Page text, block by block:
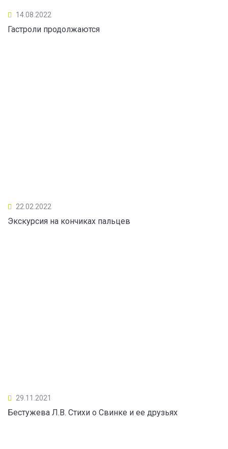
14.08.2022
Гастроли продолжаются
22.02.2022
Экскурсия на кончиках пальцев
29.11.2021
Бестужева Л.В. Стихи о Свинке и ее друзьях